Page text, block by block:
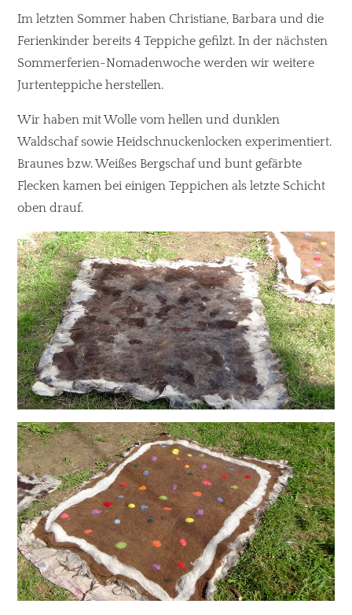
Im letzten Sommer haben Christiane, Barbara und die
Ferienkinder bereits 4 Teppiche gefilzt. In der nächsten
Sommerferien-Nomadenwoche werden wir weitere
Jurtenteppiche herstellen.
Wir haben mit Wolle vom hellen und dunklen
Waldschaf sowie Heidschnuckenlocken experimentiert.
Braunes bzw. Weißes Bergschaf und bunt gefärbte
Flecken kamen bei einigen Teppichen als letzte Schicht
oben drauf.